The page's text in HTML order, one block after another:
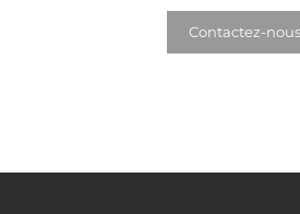
Contactez-nous